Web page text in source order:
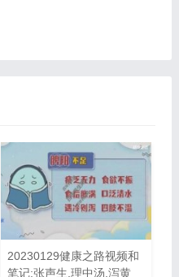
20230129健康之路视频和
笔记:张声生,理中汤,泻黄